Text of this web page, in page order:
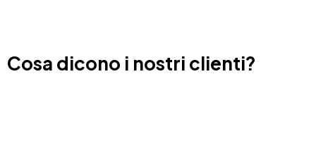
Cosa dicono i nostri clienti?